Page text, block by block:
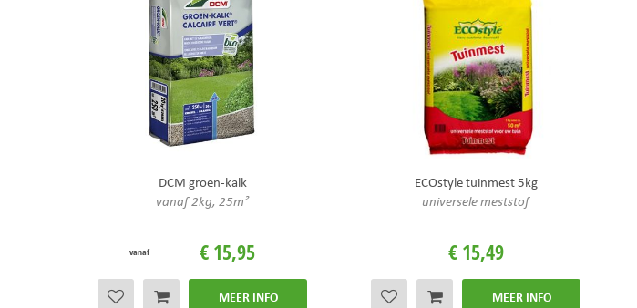
DCM groen-kalk
vanaf 2kg, 25m²
vanaf € 15,95
MEER INFO
ECOstyle tuinmest 5kg
universele meststof
€ 15,49
MEER INFO